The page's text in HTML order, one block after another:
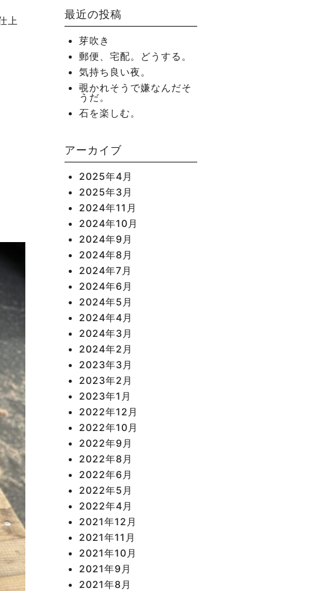
上
最近の投稿
芽吹き
郵便、宅配。どうする。
気持ち良い夜。
覗かれそうで嫌なんだそ
うだ。
石を楽しむ。
アーカイブ
2025年4月
2025年3月
2024年11月
2024年10月
2024年9月
2024年8月
2024年7月
2024年6月
2024年5月
2024年4月
2024年3月
2024年2月
2023年3月
2023年2月
2023年1月
2022年12月
2022年10月
2022年9月
2022年8月
2022年6月
2022年5月
2022年4月
2021年12月
2021年11月
2021年10月
2021年9月
2021年8月